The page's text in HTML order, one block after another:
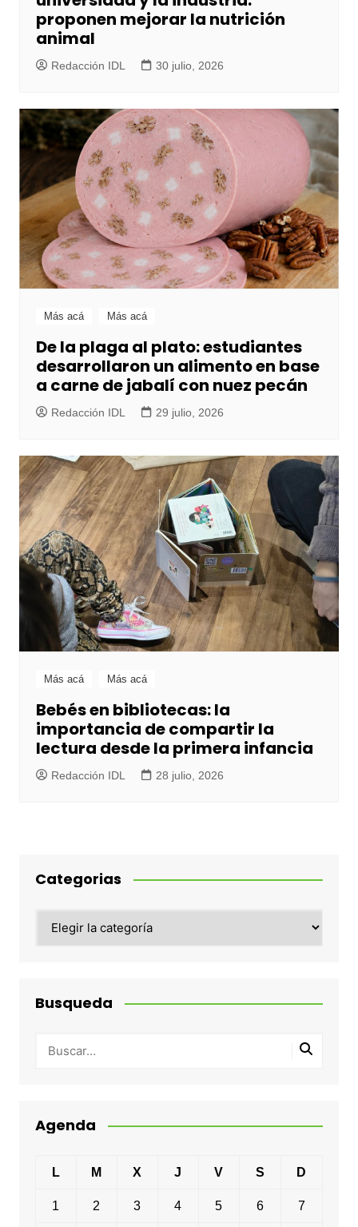
proponen mejorar la nutrición
animal
Redacción IDL 30 julio, 2026
Más acá Más acá
De la plaga al plato: estudiantes
desarrollaron un alimento en base
a carne de jabalí con nuez pecán
Redacción IDL 29 julio, 2026
Más acá Más acá
Bebés en bibliotecas: la
importancia de compartir la
lectura desde la primera infancia
Redacción IDL 28 julio, 2026
Categorias
Busqueda
Agenda
L M X J V S D
1 2 3 4 5 6 7